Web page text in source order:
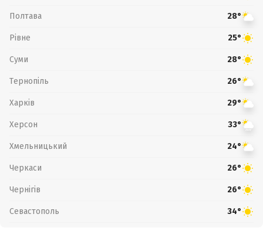
Полтава 28°
Рівне 25°
Суми 28°
Тернопіль 26°
Харків 29°
Херсон 33°
Хмельницький 24°
Черкаси 26°
Чернігів 26°
Севастополь 34°